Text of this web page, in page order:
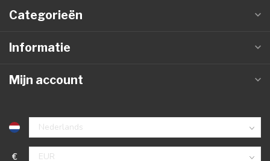
Categorieën
Informatie
Mijn account
€